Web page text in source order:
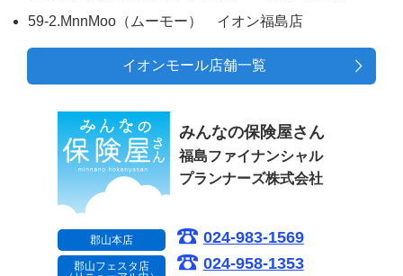
59-2.MnnMoo（ムーモー） イオン福島店
イオンモール店舗一覧
みんなの保険屋さん
福島ファイナンシャル
プランナーズ株式会社
郡山本店 024-983-1569
郡山フェスタ店
024-958-1353